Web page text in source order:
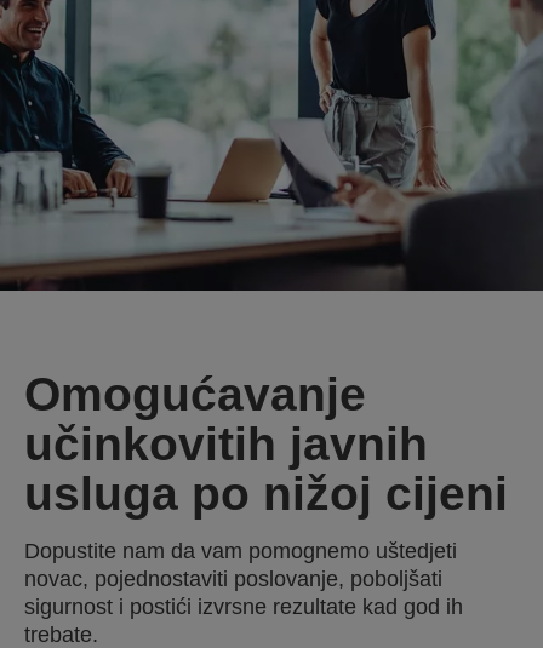
Omogućavanje
učinkovitih javnih
usluga po nižoj cijeni
Dopustite nam da vam pomognemo uštedjeti
novac, pojednostaviti poslovanje, poboljšati
sigurnost i postići izvrsne rezultate kad god ih
trebate.